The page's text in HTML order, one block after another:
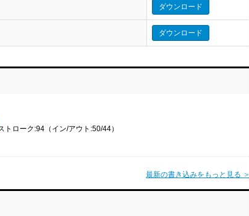
ダウンロード
ダウンロード
トローク:94（イン/アウト:50/44）
最新の書き込みをもっと見る ＞